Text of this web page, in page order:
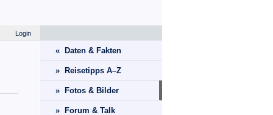
Login
« Daten & Fakten
» Reisetipps A–Z
» Fotos & Bilder
» Forum & Talk